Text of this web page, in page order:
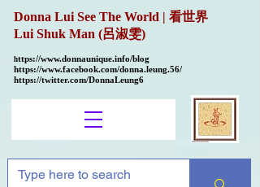
Donna Lui See The World | 看世界
Lui Shuk Man (呂淑雯)
https://www.donnaunique.info/blog
https://www.facebook.com/donna.leung.56/
https://twitter.com/DonnaLeung6